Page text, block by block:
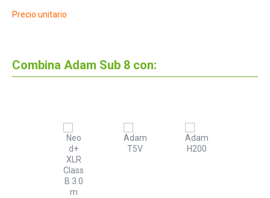
Precio unitario
Combina Adam Sub 8 con: